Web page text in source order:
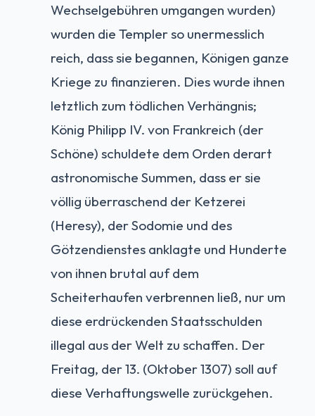
Wechselgebühren umgangen wurden)
wurden die Templer so unermesslich
reich, dass sie begannen, Königen ganze
Kriege zu finanzieren. Dies wurde ihnen
letztlich zum tödlichen Verhängnis;
König Philipp IV. von Frankreich (der
Schöne) schuldete dem Orden derart
astronomische Summen, dass er sie
völlig überraschend der Ketzerei
(Heresy), der Sodomie und des
Götzendienstes anklagte und Hunderte
von ihnen brutal auf dem
Scheiterhaufen verbrennen ließ, nur um
diese erdrückenden Staatsschulden
illegal aus der Welt zu schaffen. Der
Freitag, der 13. (Oktober 1307) soll auf
diese Verhaftungswelle zurückgehen.